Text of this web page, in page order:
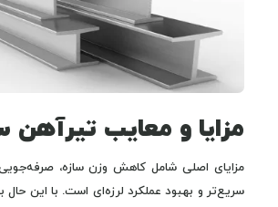
مزایا و معایب
مزایای اصلی شامل کاهش وزن سازه، صرفه‌جویی
سریع‌تر و بهبود عملکرد لرزه‌ای است. با این